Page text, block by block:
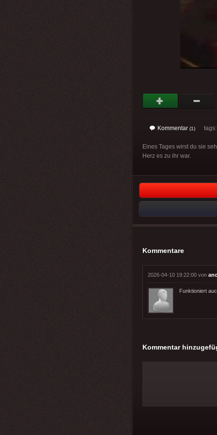
Kommentar (1) tags:
Eines Tages wirst du sie
Herz es zu ihr war.
Kommentare
2026-04-10 19:22:00 von
Funktioniert
Kommentar